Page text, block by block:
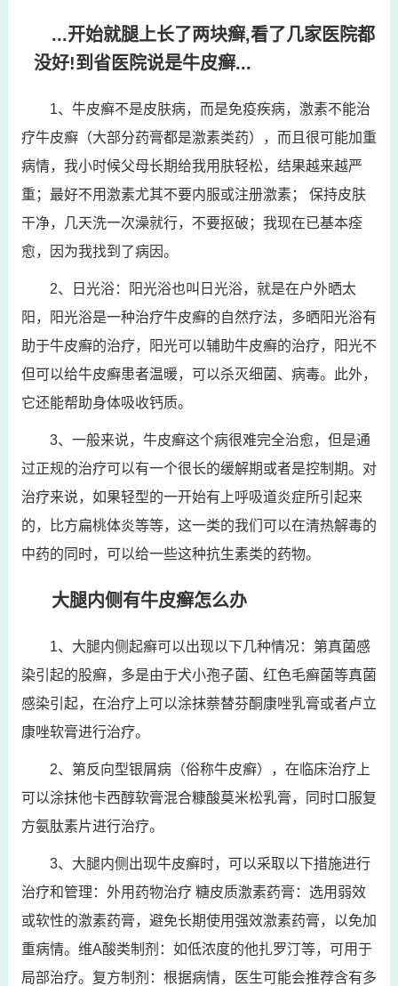
...开始就腿上长了两块癣,看了几家医院都
没好!到省医院说是牛皮癣...
1、牛皮癣不是皮肤病，而是免疫疾病，激素不能治
疗牛皮癣（大部分药膏都是激素类药），而且很可能加重
病情，我小时候父母长期给我用肤轻松，结果越来越严
重；最好不用激素尤其不要内服或注册激素； 保持皮肤
干净，几天洗一次澡就行，不要抠破；我现在已基本痊
愈，因为我找到了病因。
2、日光浴：阳光浴也叫日光浴，就是在户外晒太
阳，阳光浴是一种治疗牛皮癣的自然疗法，多晒阳光浴有
助于牛皮癣的治疗，阳光可以辅助牛皮癣的治疗，阳光不
但可以给牛皮癣患者温暖，可以杀灭细菌、病毒。此外，
它还能帮助身体吸收钙质。
3、一般来说，牛皮癣这个病很难完全治愈，但是通
过正规的治疗可以有一个很长的缓解期或者是控制期。对
治疗来说，如果轻型的一开始有上呼吸道炎症所引起来
的，比方扁桃体炎等等，这一类的我们可以在清热解毒的
中药的同时，可以给一些这种抗生素类的药物。
大腿内侧有牛皮癣怎么办
1、大腿内侧起癣可以出现以下几种情况：第真菌感
染引起的股癣，多是由于犬小孢子菌、红色毛癣菌等真菌
感染引起，在治疗上可以涂抹萘替芬酮康唑乳膏或者卢立
康唑软膏进行治疗。
2、第反向型银屑病（俗称牛皮癣），在临床治疗上
可以涂抹他卡西醇软膏混合糠酸莫米松乳膏，同时口服复
方氨肽素片进行治疗。
3、大腿内侧出现牛皮癣时，可以采取以下措施进行
治疗和管理：外用药物治疗 糖皮质激素药膏：选用弱效
或软性的激素药膏，避免长期使用强效激素药膏，以免加
重病情。维A酸类制剂：如低浓度的他扎罗汀等，可用于
局部治疗。复方制剂：根据病情，医生可能会推荐含有多